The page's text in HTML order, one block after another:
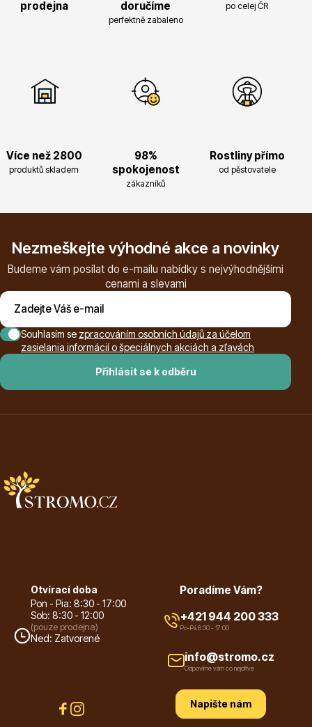
Květináče
Vzrostlé stromy
prodejna
doručíme
perfektně zabaleno
po celej ČR
Více než 2800
produktů skladem
98%
spokojenost
zákazníků
Rostliny přímo
od pěstovatele
Nezmeškejte výhodné akce a novinky
Budeme vám posílat do e-mailu nabídky s nejvýhodnějšími
cenami a slevami
Přihlásit se k odběru
Souhlasím se zpracováním osobních údajů za účelom
zasielania informácií o špeciálnych akciách a zľavách
Otvírací doba
Pon - Pia: 8:30 - 17:00
Sob: 8:30 - 12:00
(pouze prodejna)
Ned: Zatvorené
Poradíme Vám?
+421 944 200 333
Po-Pá 8:30 - 17:00
info@stromo.cz
Odpovíme vám co nejdříve
Napište nám